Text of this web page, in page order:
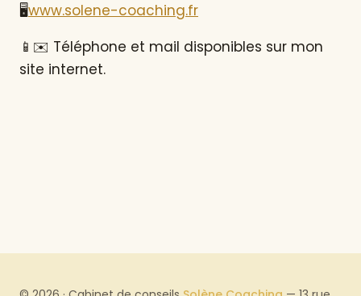
🖥www.solene-coaching.fr
📱✉️ Téléphone et mail disponibles sur mon
site internet.